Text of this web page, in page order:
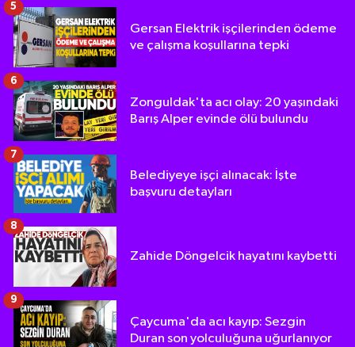
Gersan Elektrik işçilerinden ödeme
ve çalışma koşullarına tepki
5
Zonguldak'ta acı olay: 20 yaşındaki
Barış Alper evinde ölü bulundu
6
Belediyeye işçi alınacak: İşte
başvuru detayları
7
Zahide Döngelcik hayatını kaybetti
8
Çaycuma'da acı kayıp: Sezgin
Duran son yolculuğuna uğurlanıyor
9